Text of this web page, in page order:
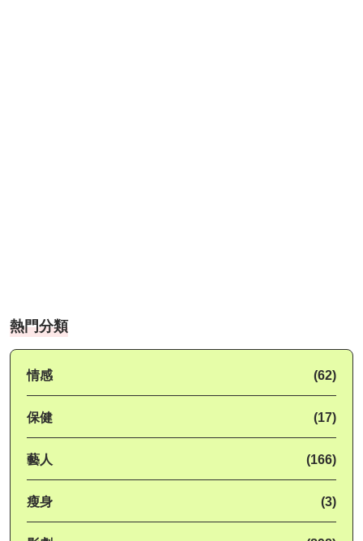
熱門分類
情感 (62)
保健 (17)
藝人 (166)
瘦身 (3)